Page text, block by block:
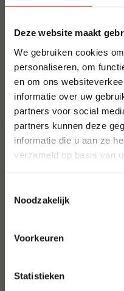
Deze website maakt
We gebruiken cookies
personaliseren, om
en om ons
informatie over uw
partners voor social
partners kunnen deze
informatie die u aan ze
verzameld op basis van
Noodzakelijk
Voorkeuren
Statistieken
BBQUALITY
Bestel alles
Procureur
10% korting op je
eerste bestelling*
Schrijf je in voor onze
10% korting op jouw
ACHTERNAAM